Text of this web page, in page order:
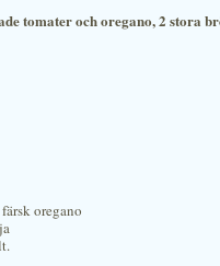
tomater och oregano, 2 stora
oregano